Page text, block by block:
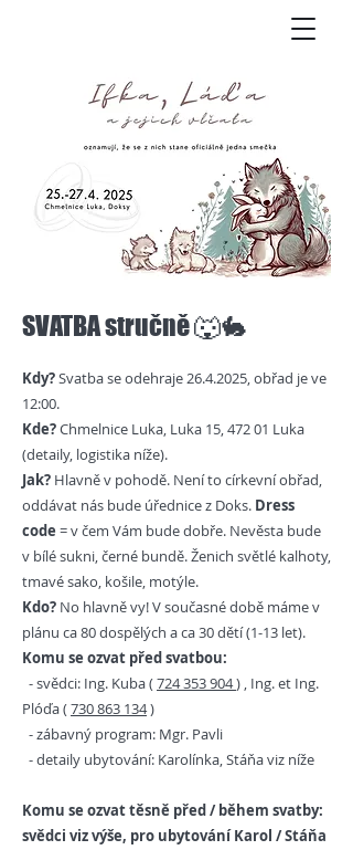
SVATBA stručně 🐺🐇
Kdy?Svatba se odehraje26.4.2025, obřad je ve
12:00.
Kde?Chmelnice Luka, Luka 15, 472 01 Luka
(detaily, logistika níže).
Jak? Hlavně v pohodě. Není to církevní obřad,
oddávat nás bude úřednice z Doks. Dress
code = v čem Vám bude dobře. Nevěsta bude
v bílé sukni, černé bundě. Ženich světlé kalhoty,
tmavé sako, košile, motýle.
Kdo? No hlavně vy! V současné době máme v
plánu ca 80 dospělých a ca 30 dětí (1-13 let).
Komu se ozvat před svatbou:
- svědci: Ing. Kuba (724 353 904) , Ing. et Ing.
Plóďa (730 863 134)
- zábavný program: Mgr. Pavli
- detaily ubytování: Karolínka, Stáňa viz níže
Komu se ozvat těsně před / během svatby:
svědci viz výše, pro ubytování Karol / Stáňa